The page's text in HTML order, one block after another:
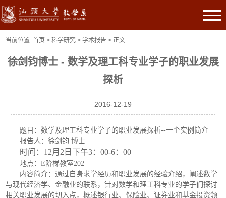
当前位置:首页 >科学研究 >学术报告 > 正文
徐剑钧博士 - 数学及理工科专业学子的职业发展
探析
2016-12-19
题目：数学及理工科专业学子的职业发展探析--一个实例简介
报告人：徐剑钧 博士
时间：12月2日下午3：00-6：00
地点：E阶梯教室202
内容简介：通过自身求学经历和职业发展的经验介绍，阐述数学
与现代经济学、金融业的联系，针对数学和理工科专业的学子们探讨
相关职业发展的切入点，概述银行业、保险业、证券业和基金投资领